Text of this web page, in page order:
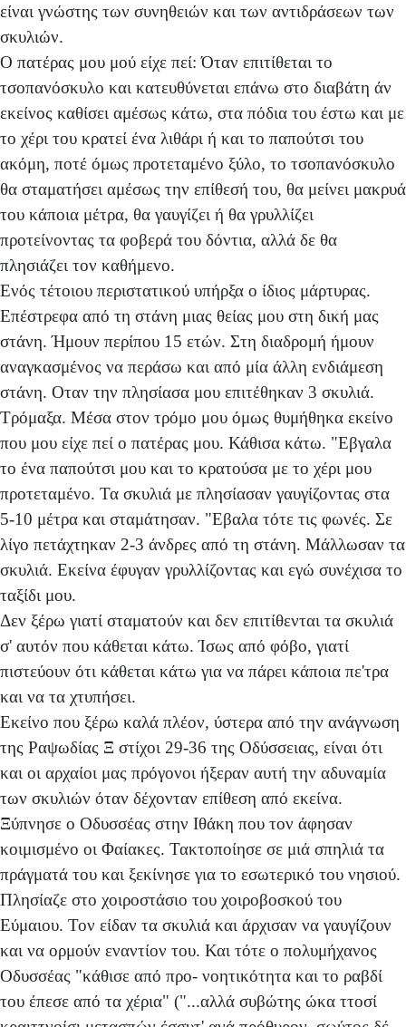
είναι γνώστης των συνηθειών και των αντιδράσεων των
σκυλιών.
Ο πατέρας μου μού είχε πεί: Όταν επιτίθεται το
τσοπανόσκυλο και κατευθύνεται επάνω στο διαβάτη άν
εκείνος καθίσει αμέσως κάτω, στα πόδια του έστω και με
το χέρι του κρατεί ένα λιθάρι ή και το παπούτσι του
ακόμη, ποτέ όμως προτεταμένο ξύλο, το τσοπανόσκυλο
θα σταματήσει αμέσως την επίθεσή του, θα μείνει μακρυά
του κάποια μέτρα, θα γαυγίζει ή θα γρυλλίζει
προτείνοντας τα φοβερά του δόντια, αλλά δε θα
πλησιάζει τον καθήμενο.
Ενός τέτοιου περιστατικού υπήρξα ο ίδιος μάρτυρας.
Επέστρεφα από τη στάνη μιας θείας μου στη δική μας
στάνη. Ήμουν περίπου 15 ετών. Στη διαδρομή ήμουν
αναγκασμένος να περάσω και από μία άλλη ενδιάμεση
στάνη. Οταν την πλησίασα μου επιτέθηκαν 3 σκυλιά.
Τρόμαξα. Μέσα στον τρόμο μου όμως θυμήθηκα εκείνο
που μου είχε πεί ο πατέρας μου. Κάθισα κάτω. "Εβγαλα
το ένα παπούτσι μου και το κρατούσα με το χέρι μου
προτεταμένο. Τα σκυλιά με πλησίασαν γαυγίζοντας στα
5-10 μέτρα και σταμάτησαν. "Εβαλα τότε τις φωνές. Σε
λίγο πετάχτηκαν 2-3 άνδρες από τη στάνη. Μάλλωσαν τα
σκυλιά. Εκείνα έφυγαν γρυλλίζοντας και εγώ συνέχισα το
ταξίδι μου.
Δεν ξέρω γιατί σταματούν και δεν επιτίθενται τα σκυλιά
σ' αυτόν που κάθεται κάτω. Ίσως από φόβο, γιατί
πιστεύουν ότι κάθεται κάτω για να πάρει κάποια πε'τρα
και να τα χτυπήσει.
Εκείνο που ξέρω καλά πλέον, ύστερα από την ανάγνωση
της Ραψωδίας Ξ στίχοι 29-36 της Οδύσσειας, είναι ότι
και οι αρχαίοι μας πρόγονοι ήξεραν αυτή την αδυναμία
των σκυλιών όταν δέχονταν επίθεση από εκείνα.
Ξύπνησε ο Οδυσσέας στην Ιθάκη που τον άφησαν
κοιμισμένο οι Φαίακες. Τακτοποίησε σε μιά σπηλιά τα
πράγματά του και ξεκίνησε για το εσωτερικό του νησιού.
Πλησίαζε στο χοιροστάσιο του χοιροβοσκού του
Εύμαιου. Τον είδαν τα σκυλιά και άρχισαν να γαυγίζουν
και να ορμούν εναντίον του. Και τότε ο πολυμήχανος
Οδυσσέας "κάθισε από προ- νοητικότητα και το ραβδί
του έπεσε από τα χέρια" ("...αλλά συβώτης ώκα ττοσί